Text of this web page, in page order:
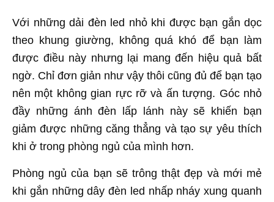
Với những dải đèn led nhỏ khi được bạn gắn dọc
theo khung giường, không quá khó để bạn làm
được điều này nhưng lại mang đến hiệu quả bất
ngờ. Chỉ đơn giản như vậy thôi cũng đủ để bạn tạo
nên một không gian rực rỡ và ấn tượng. Góc nhỏ
đầy những ánh đèn lấp lánh này sẽ khiến bạn
giảm được những căng thẳng và tạo sự yêu thích
khi ở trong phòng ngủ của mình hơn.
Phòng ngủ của bạn sẽ trông thật đẹp và mới mẻ
khi gắn những dây đèn led nhấp nháy xung quanh